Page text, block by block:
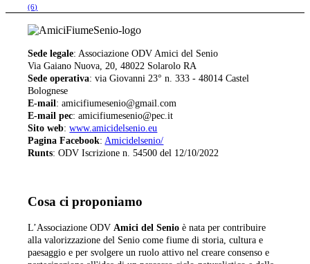
(6)
Sede legale: Associazione ODV Amici del Senio
Via Gaiano Nuova, 20, 48022 Solarolo RA
Sede operativa: via Giovanni 23° n. 333 - 48014 Castel
Bolognese
E-mail: amicifiumesenio@gmail.com
E-mail pec: amicifiumesenio@pec.it
Sito web:www.amicidelsenio.eu
Pagina Facebook: Amicidelsenio/
Runts: ODV Iscrizione n. 54500 del 12/10/2022
Cosa ci proponiamo
L’Associazione ODVAmici del Senio è nata per contribuire
alla valorizzazione del Senio come fiume di storia, cultura e
paesaggio e per svolgere un ruolo attivo nel creare consenso e